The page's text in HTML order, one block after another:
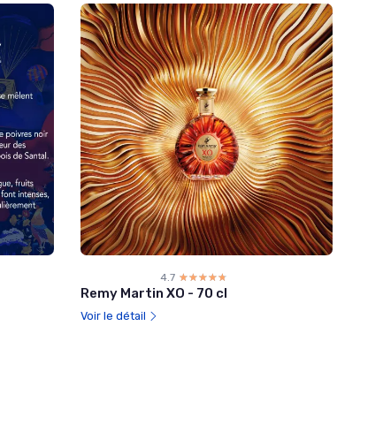
4.7 ☆☆☆☆☆
★★★★★
Remy Martin XO - 70 cl
Voir le détail